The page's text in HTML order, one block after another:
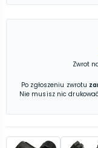
Zwrot
Po zgłoszeniu zwrotu
Nie musisz nic